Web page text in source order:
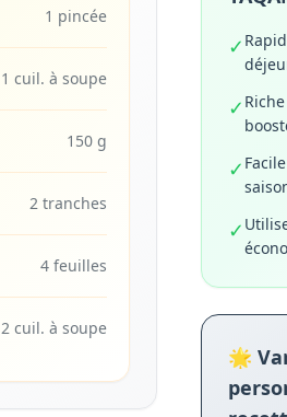
1 pincée
1 cuil. à soupe
150 g
2 tranches
4 feuilles
2 cuil. à soupe
✓
✓
✓
✓
🌟